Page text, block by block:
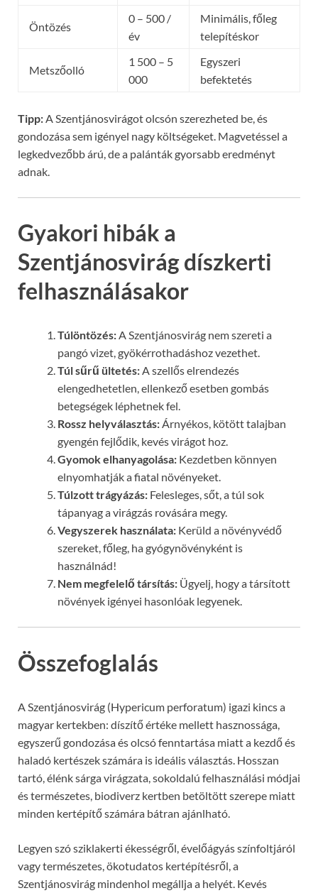
Öntözés
0 – 500 /
év
Minimális, főleg
telepítéskor
Metszőolló
1 500 – 5
000
Egyszeri
befektetés
Tipp: A Szentjánosvirágot olcsón szerezheted be, és
gondozása sem igényel nagy költségeket. Magvetéssel a
legkedvezőbb árú, de a palánták gyorsabb eredményt
adnak.
Gyakori hibák a
Szentjánosvirág díszkerti
felhasználásakor
Túlöntözés:A Szentjánosvirág nem szereti a
pangó vizet, gyökérrothadáshoz vezethet.
Túl sűrű ültetés:A szellős elrendezés
elengedhetetlen, ellenkező esetben gombás
betegségek léphetnek fel.
Rossz helyválasztás:Árnyékos, kötött talajban
gyengén fejlődik, kevés virágot hoz.
Gyomok elhanyagolása: Kezdetben könnyen
elnyomhatják a fiatal növényeket.
Túlzott trágyázás: Felesleges, sőt, a túl sok
tápanyag a virágzás rovására megy.
Vegyszerek használata: Kerüld a növényvédő
szereket, főleg, ha gyógynövényként is
használnád!
Nem megfelelő társítás: Ügyelj, hogy a társított
növények igényei hasonlóak legyenek.
Összefoglalás
A Szentjánosvirág (Hypericum perforatum) igazi kincs a
magyar kertekben: díszítő értéke mellett hasznossága,
egyszerű gondozása és olcsó fenntartása miatt a kezdő és
haladó kertészek számára is ideális választás. Hosszan
tartó, élénk sárga virágzata, sokoldalú felhasználási módjai
és természetes, biodiverz kertben betöltött szerepe miatt
minden kertépítő számára bátran ajánlható.
Legyen szó sziklakerti ékességről, évelőágyás színfoltjáról
vagy természetes, ökotudatos kertépítésről, a
Szentjánosvirág mindenhol megállja a helyét. Kevés